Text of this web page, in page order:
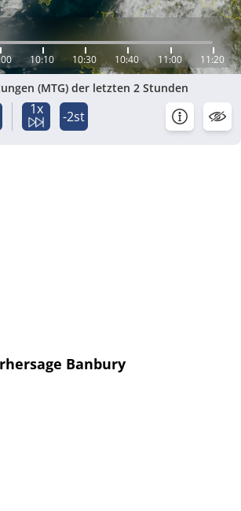
10:10 10:30 10:40 11:00 11:20
(MTG) der letzten 2 Stunden
1x -2st
Banbury